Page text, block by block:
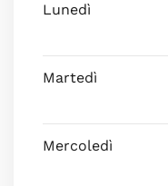
Lunedì
Martedì
Mercoledì